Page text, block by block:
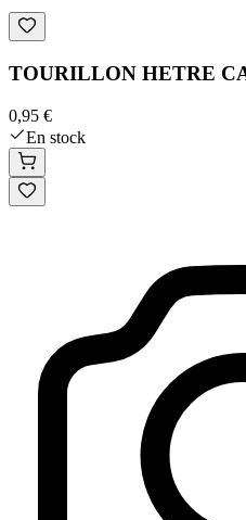
TOURILLON HETRE
0,95 €
En stock